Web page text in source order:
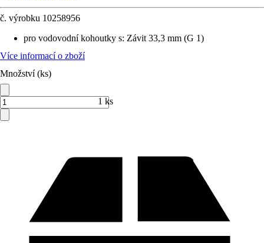
č. výrobku 10258956
pro vodovodní kohoutky s: Závit 33,3 mm (G 1)
Více informací o zboží
Množství (ks)
1 ks